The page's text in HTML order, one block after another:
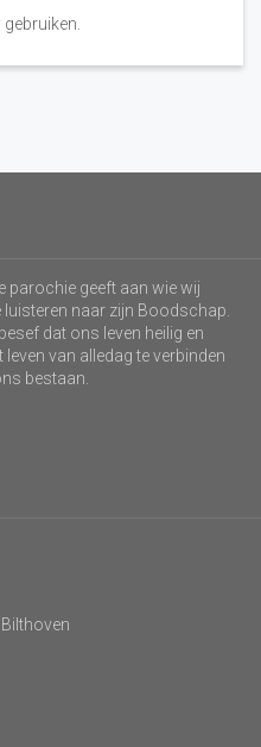
gebruiken.
parochie geeft aan wie wij
luisteren naar zijn Boodschap.
dat ons leven heilig en
van alledag te verbinden
bestaan.